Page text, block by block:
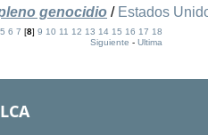
genocidio / Estados
5 6 7 [8]9 10 11 12 13 14 15 16 17 18
Siguiente -Ultima